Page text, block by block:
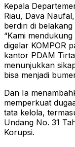
Kepala
Riau, Dava
berdiri di
“Kami
digelar KOMPOR
kantor PDAM
menunjukkan
bisa menjadi
Dan Ia
memperkuat
tata kelola,
Undang No. 31
Korupsi.